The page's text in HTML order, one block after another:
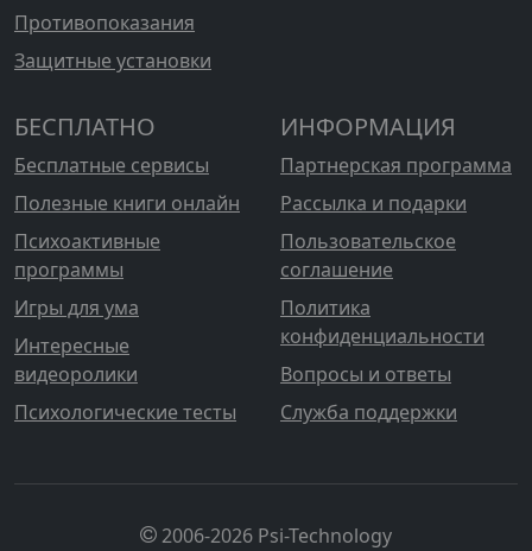
Противопоказания
Защитные установки
БЕСПЛАТНО
Бесплатные сервисы
Полезные книги онлайн
Психоактивные
программы
Игры для ума
Интересные
видеоролики
Психологические тесты
ИНФОРМАЦИЯ
Партнерская программа
Рассылка и подарки
Пользовательское
соглашение
Политика
конфиденциальности
Вопросы и ответы
Служба поддержки
2006-2026 Psi-Technology